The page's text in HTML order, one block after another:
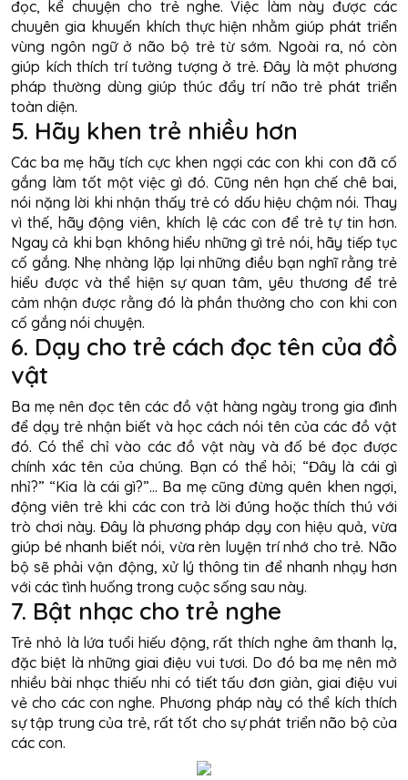
đọc, kể chuyện cho trẻ nghe. Việc làm này được các
chuyên gia khuyến khích thực hiện nhằm giúp phát triển
vùng ngôn ngữ ở não bộ trẻ từ sớm. Ngoài ra, nó còn
giúp kích thích trí tưởng tượng ở trẻ. Đây là một phương
pháp thường dùng giúp thúc đẩy trí não trẻ phát triển
toàn diện.
5. Hãy khen trẻ nhiều hơn
Các ba mẹ hãy tích cực khen ngợi các con khi con đã cố
gắng làm tốt một việc gì đó. Cũng nên hạn chế chê bai,
nói nặng lời khi nhận thấy trẻ có dấu hiệu chậm nói. Thay
vì thế, hãy động viên, khích lệ các con để trẻ tự tin hơn.
Ngay cả khi bạn không hiểu những gì trẻ nói, hãy tiếp tục
cố gắng. Nhẹ nhàng lặp lại những điều bạn nghĩ rằng trẻ
hiểu được và thể hiện sự quan tâm, yêu thương để trẻ
cảm nhận được rằng đó là phần thưởng cho con khi con
cố gắng nói chuyện.
6. Dạy cho trẻ cách đọc tên của đồ
vật
Ba mẹ nên đọc tên các đồ vật hàng ngày trong gia đình
để dạy trẻ nhận biết và học cách nói tên của các đồ vật
đó. Có thể chỉ vào các đồ vật này và đố bé đọc được
chính xác tên của chúng. Bạn có thể hỏi; “Đây là cái gì
nhỉ?” “Kia là cái gì?”... Ba mẹ cũng đừng quên khen ngợi,
động viên trẻ khi các con trả lời đúng hoặc thích thú với
trò chơi này. Đây là phương pháp dạy con hiệu quả, vừa
giúp bé nhanh biết nói, vừa rèn luyện trí nhớ cho trẻ. Não
bộ sẽ phải vận động, xử lý thông tin để nhanh nhạy hơn
với các tình huống trong cuộc sống sau này.
7. Bật nhạc cho trẻ nghe
Trẻ nhỏ là lứa tuổi hiếu động, rất thích nghe âm thanh lạ,
đặc biệt là những giai điệu vui tươi. Do đó ba mẹ nên mở
nhiều bài nhạc thiếu nhi có tiết tấu đơn giản, giai điệu vui
vẻ cho các con nghe. Phương pháp này có thể kích thích
sự tập trung của trẻ, rất tốt cho sự phát triển não bộ của
các con.